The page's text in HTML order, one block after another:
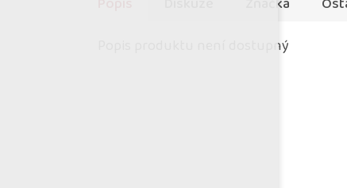
Popis produktu není dostupný